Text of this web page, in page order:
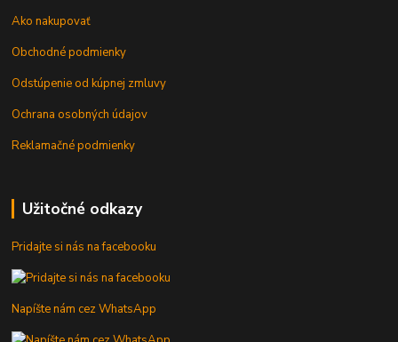
Ako nakupovať
Obchodné podmienky
Odstúpenie od kúpnej zmluvy
Ochrana osobných údajov
Reklamačné podmienky
Užitočné odkazy
Pridajte si nás na facebooku
Napíšte nám cez WhatsApp